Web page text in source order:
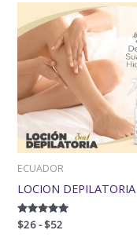
ECUADOR
LOCION DEPILATORIA
Valorado
con
$26-$52
Rango
de
precios:
desde
$26
hasta
$52